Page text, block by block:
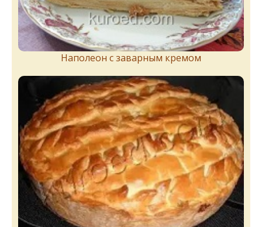
Наполеон с заварным кремом